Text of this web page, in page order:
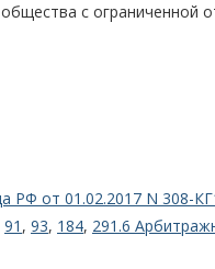
с
РФ от 01.02.2017 N 308-
91 , 93, 184, 291.6